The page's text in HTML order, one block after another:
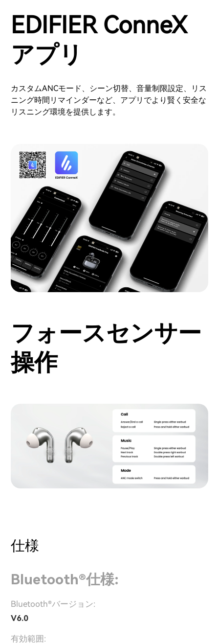
EDIFIER ConneX
アプリ
カスタムANCモード、シーン切替、音量制限設定、リス
ニング時間リマインダーなど、アプリでより賢く安全な
リスニング環境を提供します。
フォースセンサー
操作
仕様
Bluetooth®仕様:
Bluetooth®バージョン:
V6.0
有効範囲: